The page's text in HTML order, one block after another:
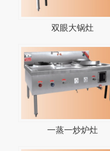
双眼大锅灶
一蒸一炒炉灶